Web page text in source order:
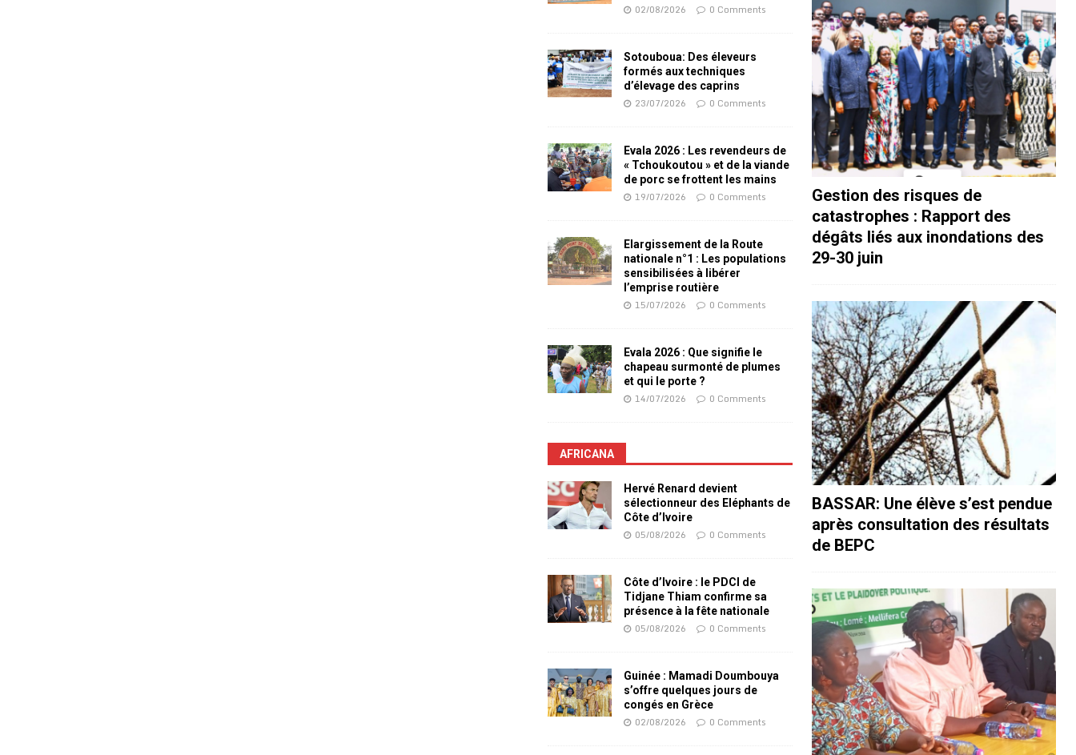
02/08/2026 0 Comments
Sotouboua: Des éleveurs
formés aux techniques
d’élevage des caprins
23/07/2026 0 Comments
Evala 2026 : Les revendeurs de
« Tchoukoutou » et de la viande
de porc se frottent les mains
19/07/2026 0 Comments
Elargissement de la Route
nationale n°1 : Les populations
sensibilisées à libérer
l’emprise routière
15/07/2026 0 Comments
Evala 2026 : Que signifie le
chapeau surmonté de plumes
et qui le porte ?
14/07/2026 0 Comments
AFRICANA
Hervé Renard devient
sélectionneur des Eléphants de
Côte d’Ivoire
05/08/2026 0 Comments
Côte d’Ivoire : le PDCI de
Tidjane Thiam confirme sa
présence à la fête nationale
05/08/2026 0 Comments
Guinée : Mamadi Doumbouya
s’offre quelques jours de
congés en Grèce
02/08/2026 0 Comments
Gestion des risques de
catastrophes : Rapport des
dégâts liés aux inondations des
29-30 juin
BASSAR: Une élève s’est pendue
après consultation des résultats
de BEPC